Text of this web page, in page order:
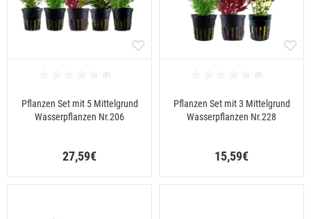
Pflanzen Set mit 5 Mittelgrund
Wasserpflanzen Nr.206
27,59€
Pflanzen Set mit 3 Mittelgrund
Wasserpflanzen Nr.228
15,59€